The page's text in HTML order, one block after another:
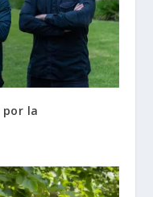
por la